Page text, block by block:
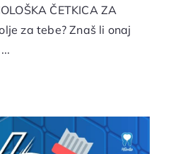
ČETKICA ZA
za tebe? Znaš li onaj